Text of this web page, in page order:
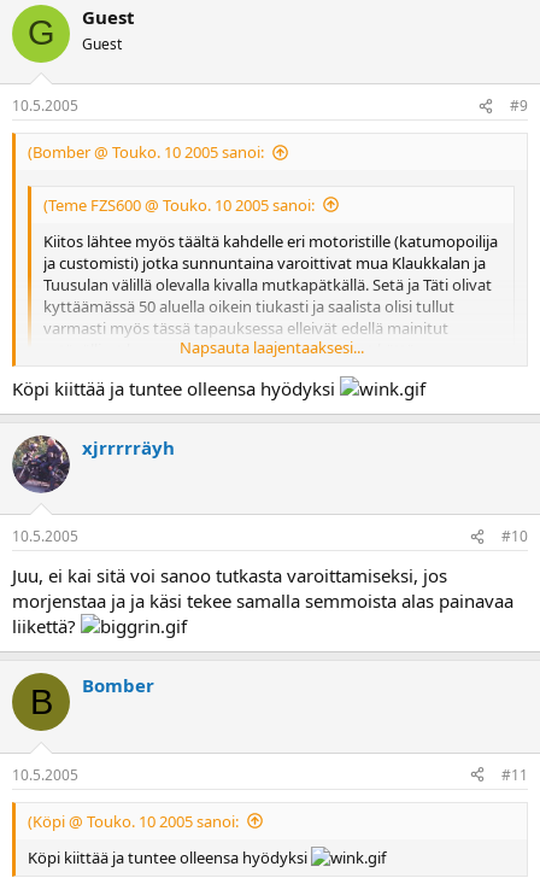
G Guest
Guest
10.5.2005 #9
(Bomber @ Touko. 10 2005 sanoi:
(Teme FZS600 @ Touko. 10 2005 sanoi:
Kiitos lähtee myös täältä kahdelle eri motoristille (katumopoilija
ja customisti) jotka sunnuntaina varoittivat mua Klaukkalan ja
Tuusulan välillä olevalla kivalla mutkapätkällä. Setä ja Täti olivat
kyttäämässä 50 aluella oikein tiukasti ja saalista olisi tullut
varmasti myös tässä tapauksessa elleivät edellä mainitut
ystävälliset kanssamotoristit olisi pyörittäneet kättä
sormipystyssä.
päälle!!
Napsauta laajentaaksesi...
Tämä on esimerkki parhaimmillaan prätkäkuskien veljeydestä ja
keskinäisestä avusta. Loistavaa!
Napsauta laajentaaksesi...
Köpi kiittää ja tuntee olleensa hyödyksi
xjrrrrräyh
10.5.2005 #10
Juu, ei kai sitä voi sanoo tutkasta varoittamiseksi, jos
morjenstaa ja ja käsi tekee samalla semmoista alas painavaa
liikettä?
B Bomber
10.5.2005 #11
(Köpi @ Touko. 10 2005 sanoi:
Köpi kiittää ja tuntee olleensa hyödyksi